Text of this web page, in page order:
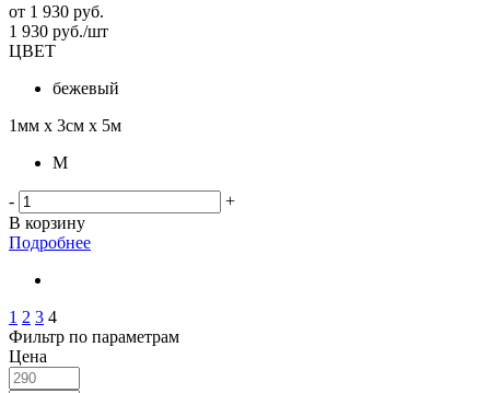
от 1 930 руб.
1 930 руб./шт
ЦВЕТ
бежевый
1мм х 3см х 5м
M
-
+
В корзину
Подробнее
1 2 3 4
Фильтр по параметрам
Цена